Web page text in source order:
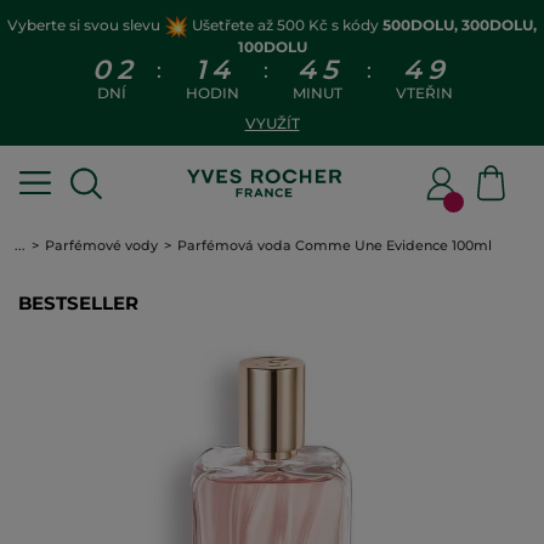
Vyberte si svou slevu Ušetřete až 500 Kč s kódy 500DOLU, 300DOLU,
100DOLU
0 2
DNÍ
: 1 4
HODIN
: 4 5
MINUT
: 4 9
VTEŘIN
VYUŽÍT
... Parfémové vody Parfémová voda Comme Une Evidence 100ml
BESTSELLER